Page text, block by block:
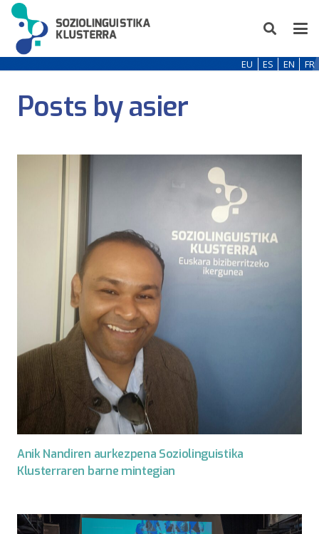
EU ES EN FR
Posts by asier
Anik Nandiren aurkezpena Soziolinguistika
Klusterraren barne mintegian